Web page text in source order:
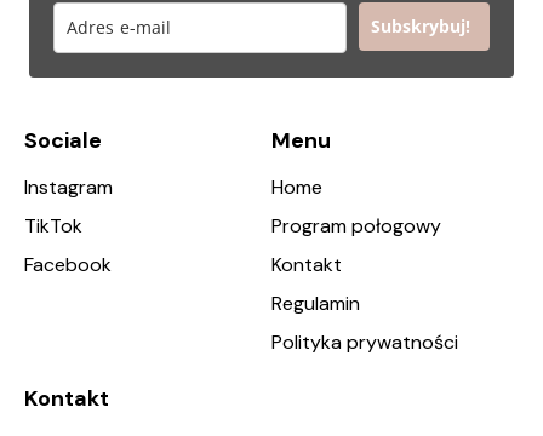
Subskrybuj!
Sociale
Instagram
TikTok
Facebook
Menu
Home
Program połogowy
Kontakt
Regulamin
Polityka prywatności
Kontakt